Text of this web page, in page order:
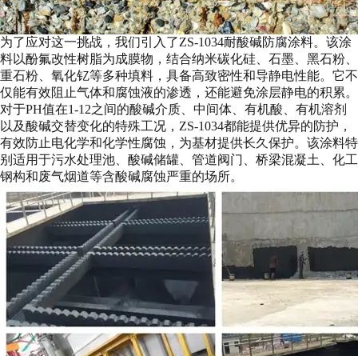
为了应对这一挑战，我们引入了ZS-1034耐酸碱防腐涂料。该涂
料以酚氟改性树脂为成膜物，结合纳米碳化硅、石墨、黑石粉、
重石粉、氧化钇等多种填料，具备高致密性和导静电性能。它不
仅能有效阻止气体和腐蚀液的渗透，还能避免涂层静电的积累。
对于PH值在1-12之间的酸碱介质、中间体、有机酸、有机溶剂
以及酸碱交替变化的特殊工况，ZS-1034都能提供优异的防护，
有效防止电化学和化学性腐蚀，为基材提供长久保护。该涂料特
别适用于污水处理池、酸碱储罐、管道阀门、桥梁混凝土、化工
钢构和废气烟道等含酸碱腐蚀严重的场所。